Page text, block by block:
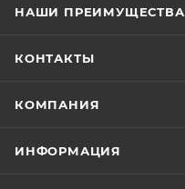
НАШИ ПРЕИМУЩЕСТВА
КОНТАКТЫ
КОМПАНИЯ
ИНФОРМАЦИЯ